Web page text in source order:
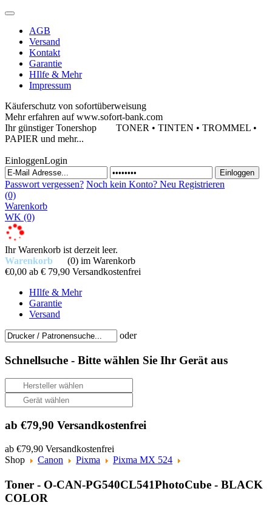
AGB
Versand
Kontakt
Garantie
HIlfe & Mehr
Impressum
Käuferschutz von sofortüberweisung
Mehr erfahren auf www.sofort-bank.com
Ihr günstiger Tonershop TONER • TINTEN • TROMMEL •
PAPIER und mehr...
EinloggenLogin
Passwort vergessen? Noch kein Konto? Neu Registrieren
(0)
Warenkorb
WK (0)
Ihr Warenkorb ist derzeit leer.
Warenkorb
(0) im Warenkorb
€0,00 ab € 79,90 Versandkostenfrei
HIlfe & Mehr
Garantie
Versand
oder
Schnellsuche - Bitte wählen Sie Ihr Gerät aus
ab €79,90 Versandkostenfrei
ab €79,90 Versandkostenfrei
Shop
Canon Pixma Pixma MX 524
Toner - O-CAN-PG540CL541PhotoCube - BLACK
COLOR